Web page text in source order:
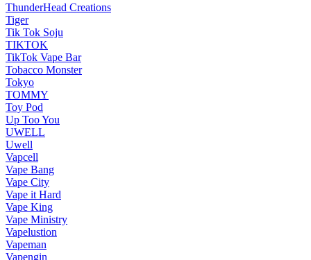
ThunderHead Creations
Tiger
Tik Tok Soju
TIKTOK
TikTok Vape Bar
Tobacco Monster
Tokyo
TOMMY
Toy Pod
Up Too You
UWELL
Uwell
Vapcell
Vape Bang
Vape City
Vape it Hard
Vape King
Vape Ministry
Vapelustion
Vapeman
Vapengin